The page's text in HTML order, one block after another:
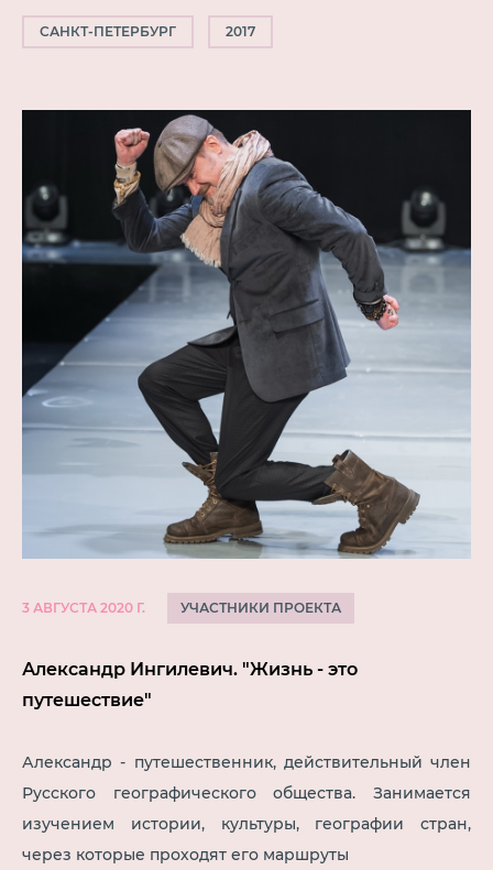
САНКТ-ПЕТЕРБУРГ 2017
3 АВГУСТА 2020 Г. УЧАСТНИКИ ПРОЕКТА
Александр Ингилевич. "Жизнь - это
путешествие"
Александр - путешественник, действительный член
Русского географического общества. Занимается
изучением истории, культуры, географии стран,
через которые проходят его маршруты